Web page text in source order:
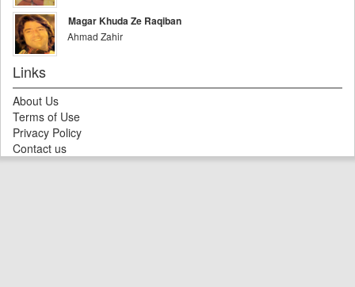
Magar Khuda Ze Raqiban
Ahmad Zahir
Links
About Us
Terms of Use
Privacy Policy
Contact us